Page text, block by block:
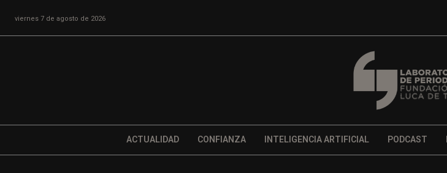
viernes 7 de agosto de 2026
ACTUALIDAD CONFIANZA INTELIGENCIA ARTIFICIAL PODCAST